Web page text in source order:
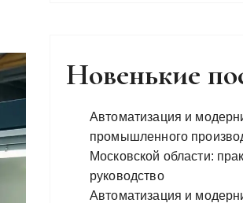
Новенькие
Автоматизация и
промышленного
Московской области:
руководство
Автоматизация и